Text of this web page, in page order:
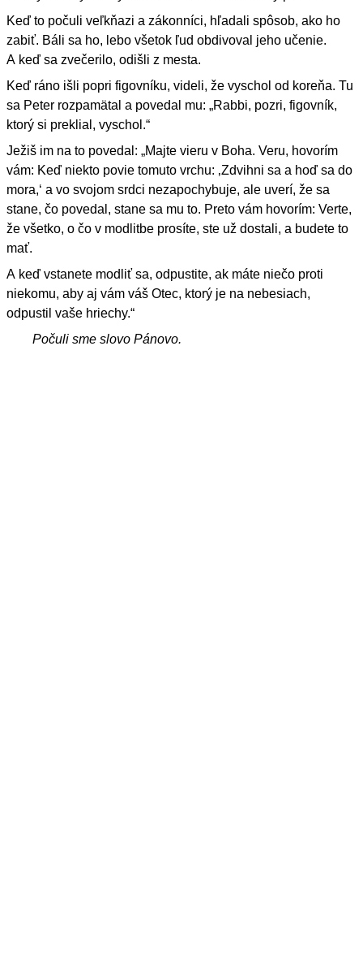
Keď to počuli veľkňazi a zákonníci, hľadali spôsob, ako ho
zabiť. Báli sa ho, lebo všetok ľud obdivoval jeho učenie.
A keď sa zvečerilo, odišli z mesta.
Keď ráno išli popri figovníku, videli, že vyschol od koreňa. Tu
sa Peter rozpamätal a povedal mu: „Rabbi, pozri, figovník,
ktorý si preklial, vyschol.“
Ježiš im na to povedal: „Majte vieru v Boha. Veru, hovorím
vám: Keď niekto povie tomuto vrchu: ‚Zdvihni sa a hoď sa do
mora,‘ a vo svojom srdci nezapochybuje, ale uverí, že sa
stane, čo povedal, stane sa mu to. Preto vám hovorím: Verte,
že všetko, o čo v modlitbe prosíte, ste už dostali, a budete to
mať.
A keď vstanete modliť sa, odpustite, ak máte niečo proti
niekomu, aby aj vám váš Otec, ktorý je na nebesiach,
odpustil vaše hriechy.“
Počuli sme slovo Pánovo.